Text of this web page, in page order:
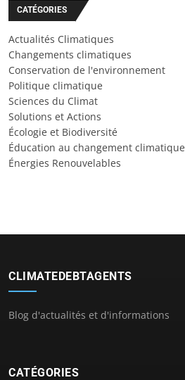
CATÉGORIES
Actualités Climatiques
Changements climatiques
Conservation de l'environnement
Politique climatique
Sciences du Climat
Solutions et Actions
Écologie et Biodiversité
Éducation au changement climatique
Énergies Renouvelables
CLIMATEDEBTAGENTS
Blog d'actualités et d'informations
CATÉGORIES